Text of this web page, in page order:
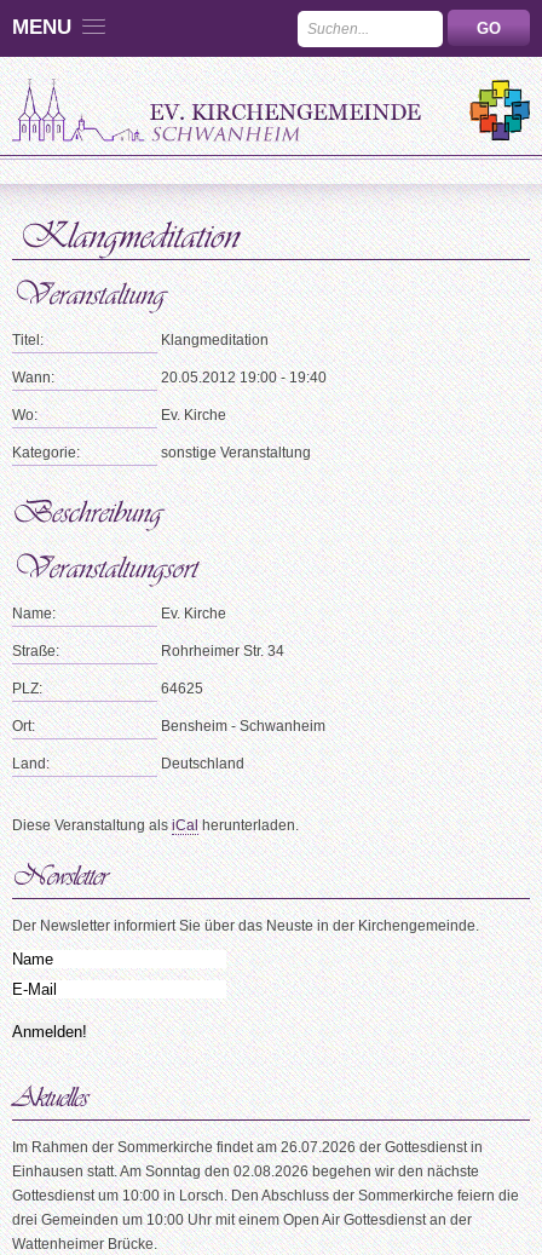
MENU
Titel: Klangmeditation
Wann: 20.05.2012 19:00 - 19:40
Wo: Ev. Kirche
Kategorie: sonstige Veranstaltung
Name: Ev. Kirche
Straße: Rohrheimer Str. 34
PLZ: 64625
Ort: Bensheim - Schwanheim
Land: Deutschland
Diese Veranstaltung alsiCalherunterladen.
Der Newsletter informiert Sie über das Neuste in der Kirchengemeinde.
Im Rahmen der Sommerkirche findet am 26.07.2026 der Gottesdienst in
Einhausen statt. Am Sonntag den 02.08.2026 begehen wir den nächste
Gottesdienst um 10:00 in Lorsch. Den Abschluss der Sommerkirche feiern die
drei Gemeinden um 10:00 Uhr mit einem Open Air Gottesdienst an der
Wattenheimer Brücke.